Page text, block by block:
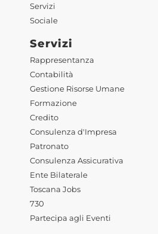
Servizi
Sociale
Servizi
Rappresentanza
Contabilità
Gestione Risorse Umane
Formazione
Credito
Consulenza d'Impresa
Patronato
Consulenza Assicurativa
Ente Bilaterale
Toscana Jobs
730
Partecipa agli Eventi